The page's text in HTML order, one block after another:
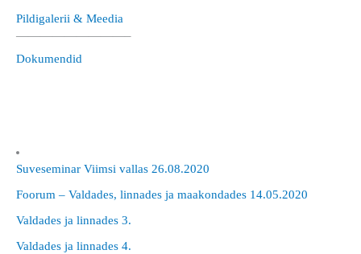
Pildigalerii & Meedia
—————————–
Dokumendid
Suveseminar Viimsi vallas 26.08.2020
Foorum – Valdades, linnades ja maakondades 14.05.2020
Valdades ja linnades 3.
Valdades ja linnades 4.